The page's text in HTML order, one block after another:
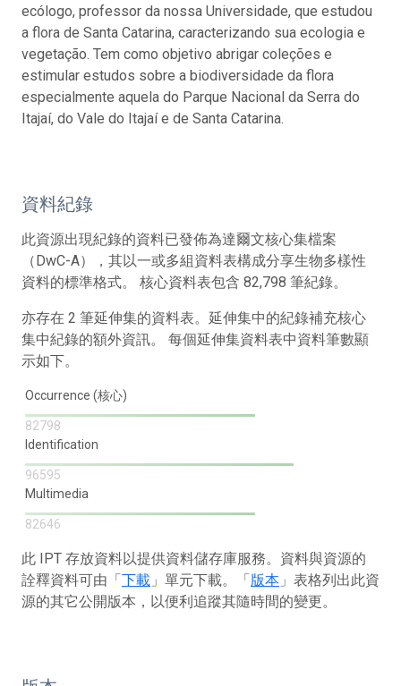
ecólogo, professor da nossa Universidade, que estudou
a flora de Santa Catarina, caracterizando sua ecologia e
vegetação. Tem como objetivo abrigar coleções e
estimular estudos sobre a biodiversidade da flora
especialmente aquela do Parque Nacional da Serra do
Itajaí, do Vale do Itajaí e de Santa Catarina.
資料紀錄
此資源出現紀錄的資料已發佈為達爾文核心集檔案
（DwC-A），其以一或多組資料表構成分享生物多樣性
資料的標準格式。 核心資料表包含 82,798 筆紀錄。
亦存在 2 筆延伸集的資料表。延伸集中的紀錄補充核心
集中紀錄的額外資訊。 每個延伸集資料表中資料筆數顯
示如下。
Occurrence (核心)
82798
Identification
96595
Multimedia
82646
此 IPT 存放資料以提供資料儲存庫服務。資料與資源的
詮釋資料可由「下載 」單元下載。「版本 」表格列出此資
源的其它公開版本，以便利追蹤其隨時間的變更。